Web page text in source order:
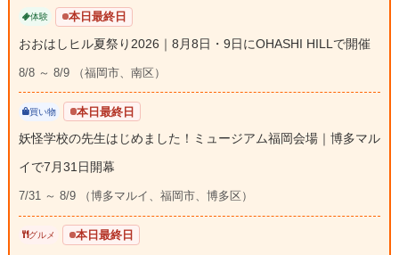
体験 本日最終日
おおはしヒル夏祭り2026｜8月8日・9日にOHASHI HILLで開催
8/8 ～ 8/9 （福岡市、南区）
買い物 本日最終日
妖怪学校の先生はじめました！ミュージアム福岡会場｜博多マル
イで7月31日開幕
7/31 ～ 8/9 （博多マルイ、福岡市、博多区）
グルメ 本日最終日